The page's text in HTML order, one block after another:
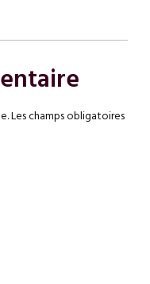
Les champs obligatoires